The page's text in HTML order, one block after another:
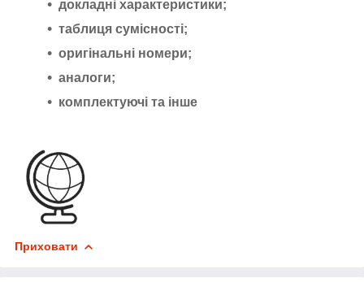
докладні характеристики;
таблиця сумісності;
оригінальні номери;
аналоги;
комплектуючі та інше
Приховати